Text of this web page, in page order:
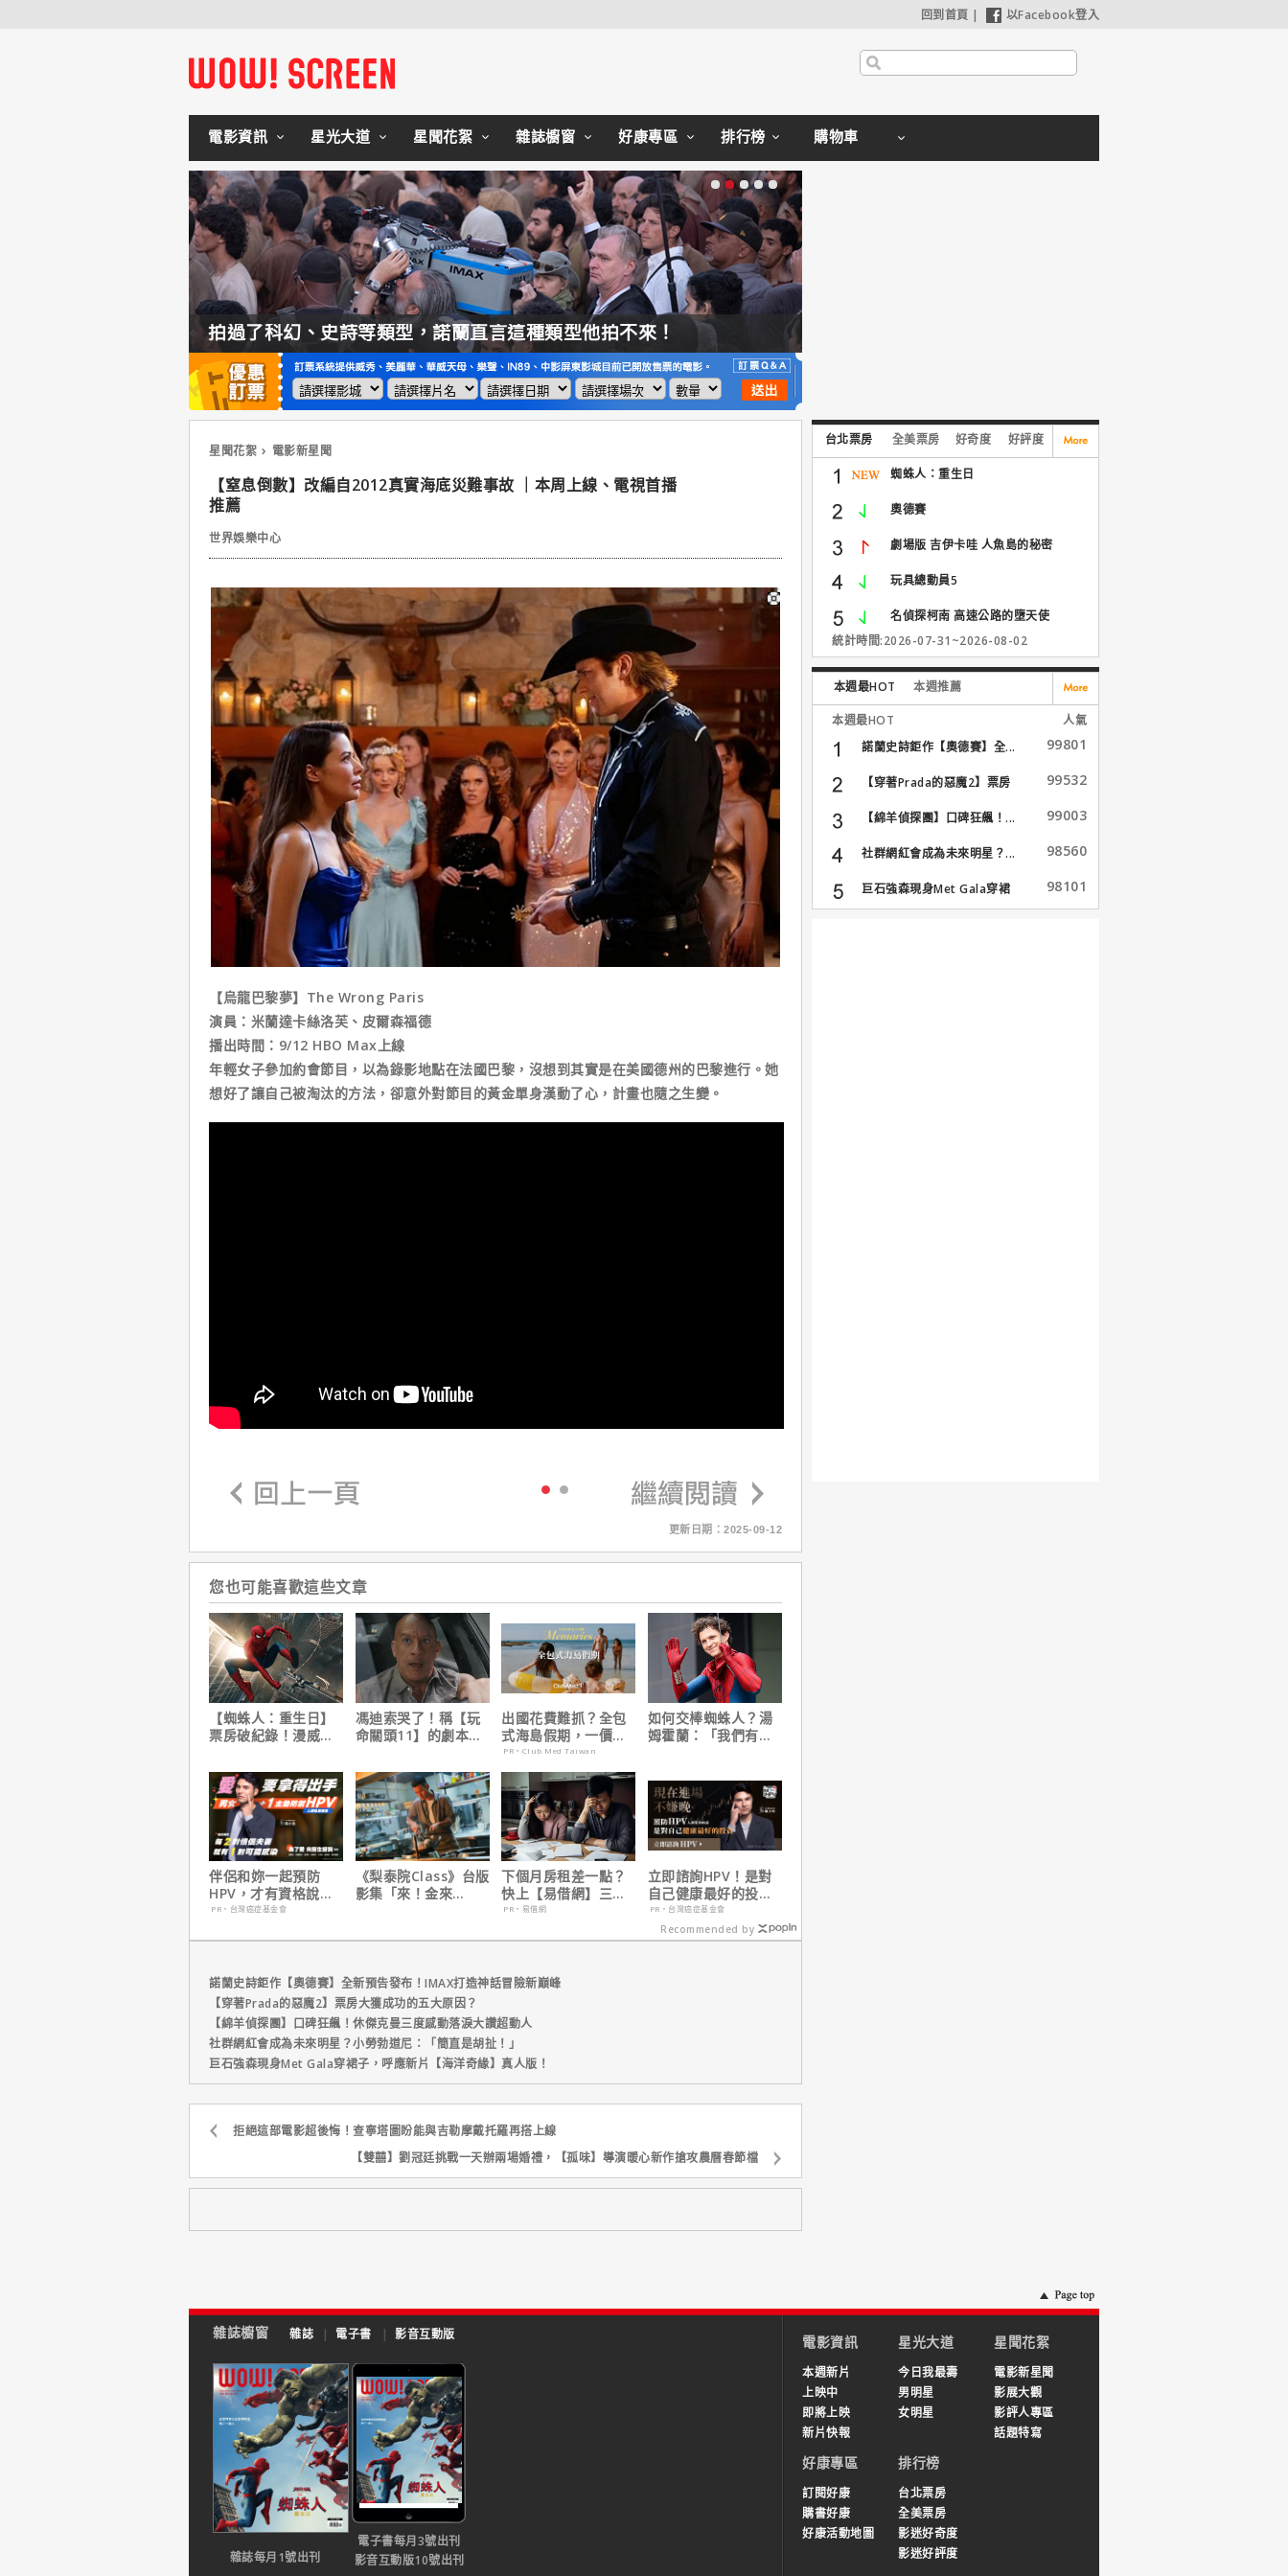
回到首頁 | 以Facebook登入
電影資訊 星光大道 星聞花絮 雜誌櫥窗 好康專區 排行榜 購物車
拍過了科幻、史詩等類型，諾蘭直言這種類型他拍不來！
星聞花絮 電影新星聞
【窒息倒數】改編自2012真實海底災難事故 ｜本周上線、電視首播
推薦
世界娛樂中心
【烏龍巴黎夢】The Wrong Paris
演員：米蘭達卡絲洛芙、皮爾森福德
播出時間：9/12 HBO Max上線
年輕女子參加約會節目，以為錄影地點在法國巴黎，沒想到其實是在美國德州的巴黎進行。她
想好了讓自己被淘汰的方法，卻意外對節目的黃金單身漢動了心，計畫也隨之生變。
更新日期：2025-09-12
您也可能喜歡這些文章
【蜘蛛人：重生日】
票房破紀錄！漫威總
讚！
馮迪索哭了！稱【玩
命關頭11】的劇本是
出國花費難抓？全包
式海島假期，一價搞
定食宿玩樂，省錢更
省心！
PR・Club Med Taiwan
如何交棒蜘蛛人？湯
姆霍蘭：「我們有一
伴侶和妳一起預防
HPV，才有資格說愛
妳！
PR・台灣癌症基金會
《梨泰院Class》台版
影集「來！金來
下個月房租差一點？
快上【易借網】三分
鐘解決燃眉之急
PR・易借網
立即諮詢HPV！是對
自己健康最好的投
資，把握現在不嫌
晚！
PR・台灣癌症基金會
Recommended by
諾蘭史詩鉅作【奧德賽】全新預告發布！IMAX打造神話冒險新巔峰
【穿著Prada的惡魔2】票房大獲成功的五大原因？
【綿羊偵探團】口碑狂飆！休傑克曼三度感動落淚大讚超動人
社群網紅會成為未來明星？小勞勃道尼：「簡直是胡扯！」
巨石強森現身Met Gala穿裙子，呼應新片【海洋奇緣】真人版！
拒絕這部電影超後悔！查寧塔圖盼能與吉勒摩戴托羅再搭上線
【雙囍】劉冠廷挑戰一天辦兩場婚禮，【孤味】導演暖心新作搶攻農曆春節檔
台北票房 全美票房 好奇度 好評度
蜘蛛人：重生日
奧德賽
劇場版 吉伊卡哇 人魚島的秘密
玩具總動員5
名偵探柯南 高速公路的墮天使
統計時間:2026-07-31~2026-08-02
本週最HOT 本週推薦
本週最HOT
人氣
諾蘭史詩鉅作【奧德賽】全...
99801
【穿著Prada的惡魔2】票房
99532
【綿羊偵探團】口碑狂飆！... 99003
社群網紅會成為未來明星？... 98560
巨石強森現身Met Gala穿裙
子...
98101
雜誌櫥窗 雜誌 | 電子書 | 影音互動版
雜誌每月1號出刊
電子書每月3號出刊
影音互動版10號出刊
電影資訊
本週新片
上映中
即將上映
新片快報
星光大道
今日我最壽
男明星
女明星
星聞花絮
電影新星聞
影展大觀
影評人專區
話題特寫
好康專區
訂閱好康
購書好康
好康活動地圖
排行榜
台北票房
全美票房
影迷好奇度
影迷好評度